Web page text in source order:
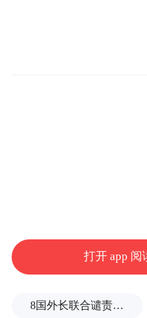
打开 app 阅
8国外长联合谴责以色列侵犯加沙